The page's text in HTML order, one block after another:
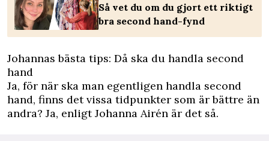
Så vet du om du gjort ett riktigt
bra second hand-fynd
Johannas bästa tips: Då ska du handla second
hand
Ja, för när ska man egentligen handla second
hand, finns det vissa tidpunkter som är bättre än
andra? Ja, enligt Johanna Airén är det så.